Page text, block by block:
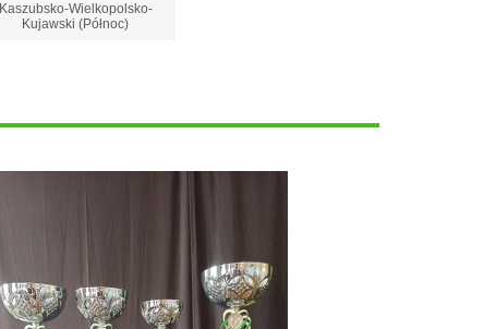
Kaszubsko-Wielkopolsko-
Kujawski (Północ)